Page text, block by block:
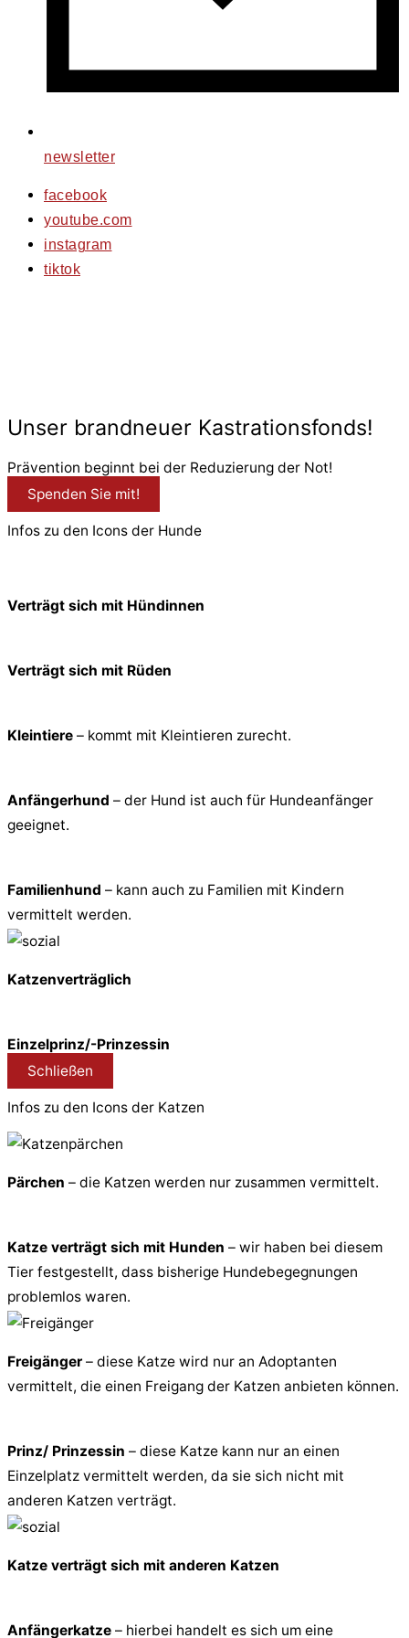
newsletter
facebook
youtube.com
instagram
tiktok
Unser brandneuer Kastrationsfonds!
Prävention beginnt bei der Reduzierung der Not!
Spenden Sie mit!
Infos zu den Icons der Hunde
Verträgt sich mit Hündinnen
Verträgt sich mit Rüden
Kleintiere – kommt mit Kleintieren zurecht.
Anfängerhund – der Hund ist auch für Hundeanfänger
geeignet.
Familienhund – kann auch zu Familien mit Kindern
vermittelt werden.
Katzenverträglich
Einzelprinz/-Prinzessin
Schließen
Infos zu den Icons der Katzen
Pärchen – die Katzen werden nur zusammen vermittelt.
Katze verträgt sich mit Hunden – wir haben bei diesem
Tier festgestellt, dass bisherige Hundebegegnungen
problemlos waren.
Freigänger – diese Katze wird nur an Adoptanten
vermittelt, die einen Freigang der Katzen anbieten können.
Prinz/ Prinzessin – diese Katze kann nur an einen
Einzelplatz vermittelt werden, da sie sich nicht mit
anderen Katzen verträgt.
Katze verträgt sich mit anderen Katzen
Anfängerkatze – hierbei handelt es sich um eine